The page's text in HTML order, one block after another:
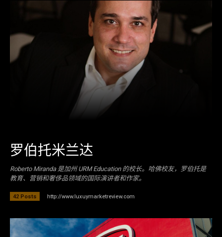
罗伯托米兰达
Roberto Miranda 是加州 URM Education 的校长。哈佛校友，罗伯托是
教育、营销和奢侈品领域的国际演讲者和作家。
42 Posts http://www.luxuymarketreview.com